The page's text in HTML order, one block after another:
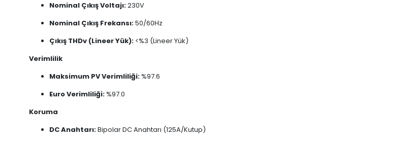
Nominal Çıkış Voltajı:230V
Nominal Çıkış Frekansı:50/60Hz
Çıkış THDv (Lineer Yük): <%3 (Lineer Yük)
Verimlilik
Maksimum PV Verimliliği: %97.6
Euro Verimliliği: %97.0
Koruma
DC Anahtarı:Bipolar DC Anahtarı (125A/Kutup)